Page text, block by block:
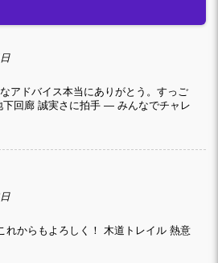
アドバイス本当にありがとう。すっご
下回廊 誠実さに拍手 — みんなでチャレ
れからもよろしく！ 木道トレイル 熱意